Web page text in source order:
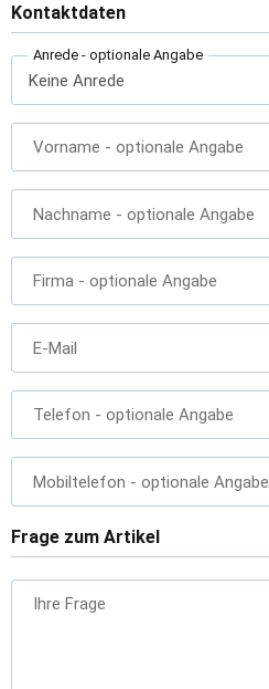
Kontaktdaten
Anrede - optionale Angabe
Vorname - optionale Angabe
Nachname - optionale Angabe
Firma - optionale Angabe
E-Mail
Telefon - optionale Angabe
Mobiltelefon - optionale Angabe
Frage zum Artikel
Ihre Frage